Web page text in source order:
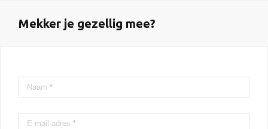
Mekker je gezellig mee?
Naam *
E-mail adres *